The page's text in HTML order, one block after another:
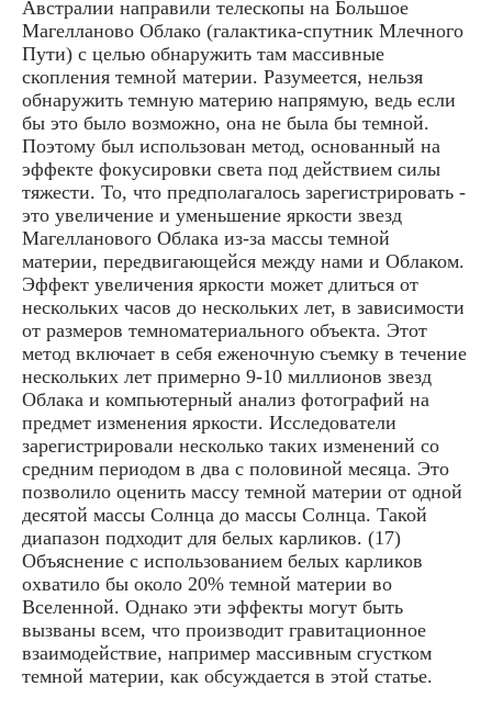
Австралии направили телескопы на Большое
Магелланово Облако (галактика-спутник Млечного
Пути) с целью обнаружить там массивные
скопления темной материи. Разумеется, нельзя
обнаружить темную материю напрямую, ведь если
бы это было возможно, она не была бы темной.
Поэтому был использован метод, основанный на
эффекте фокусировки света под действием силы
тяжести. То, что предполагалось зарегистрировать -
это увеличение и уменьшение яркости звезд
Магелланового Облака из-за массы темной
материи, передвигающейся между нами и Облаком.
Эффект увеличения яркости может длиться от
нескольких часов до нескольких лет, в зависимости
от размеров темноматериального объекта. Этот
метод включает в себя еженочную съемку в течение
нескольких лет примерно 9-10 миллионов звезд
Облака и компьютерный анализ фотографий на
предмет изменения яркости. Исследователи
зарегистрировали несколько таких изменений со
средним периодом в два с половиной месяца. Это
позволило оценить массу темной материи от одной
десятой массы Солнца до массы Солнца. Такой
диапазон подходит для белых карликов. (17)
Объяснение с использованием белых карликов
охватило бы около 20% темной материи во
Вселенной. Однако эти эффекты могут быть
вызваны всем, что производит гравитационное
взаимодействие, например массивным сгустком
темной материи, как обсуждается в этой статье.